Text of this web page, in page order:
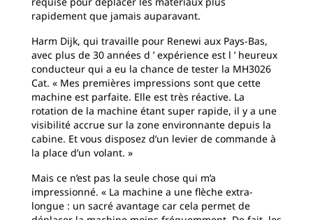
rapidement que jamais auparavant.
Harm Dijk, qui travaille pour Renewi aux Pays-Bas,
avec plus de 30 années d ’ expérience est l ’ heureux
conducteur qui a eu la chance de tester la MH3026
Cat. « Mes premières impressions sont que cette
machine est parfaite. Elle est très réactive. La
rotation de la machine étant super rapide, il y a une
visibilité accrue sur la zone environnante depuis la
cabine. Et vous disposez d’un levier de commande à
la place d’un volant. »
Mais ce n’est pas la seule chose qui m’a
impressionné. « La machine a une flèche extra-
longue : un sacré avantage car cela permet de